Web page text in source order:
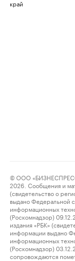
край
© ООО
2026. Сообщения и
(свидетельство о
выдано Федеральной
информационных
(Роскомнадзор)
издания «РБК»
информации выдано
информационных
(Роскомнадзор)
сопровождаются